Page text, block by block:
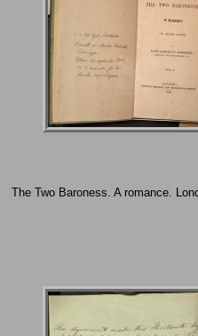
The Two Baroness. A romance.